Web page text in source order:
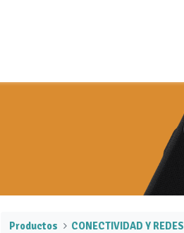
Productos CONECTIVIDAD Y REDES